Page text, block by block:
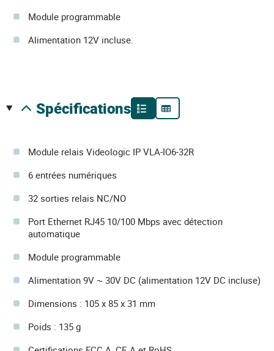
Module programmable
Alimentation 12V incluse.
spécifications
Module relais Videologic IP VLA-IO6-32R
6 entrées numériques
32 sorties relais NC/NO
Port Ethernet RJ45 10/100 Mbps avec détection
automatique
Module programmable
Alimentation 9V ~ 30V DC (alimentation 12V DC incluse)
Dimensions : 105 x 85 x 31 mm
Poids : 135 g